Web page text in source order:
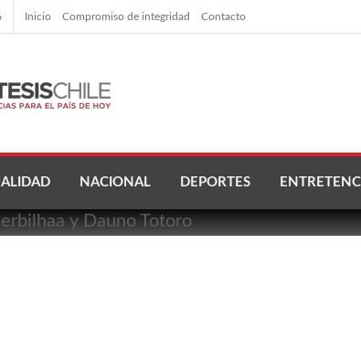
Inicio Compromiso de integridad Contacto
NACIONAL DEPORTES